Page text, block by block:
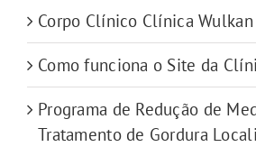
Corpo Clínico Clínica Wulkan
Como funciona o Site da
Programa de Redução de
Tratamento de Gordura